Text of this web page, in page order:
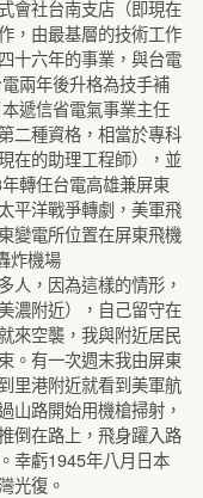
會社台南支店（即現在
，由最基層的技術工作
十六年的事業，與台電
兩年後升格為技手補
遞信省電氣事業主任
二種資格，相當於專科
在的助理工程師），並
轉任台電高雄兼屏東
平洋戰爭轉劇，美軍飛
變電所位置在屏東飛機
炸機場
人，因為這樣的情形，
濃附近），自己留守在
來空襲，我與附近居民
。有一次週末我由屏東
里港附近就看到美軍航
山路開始用機槍掃射，
倒在路上，飛身躍入路
幸虧1945年八月日本
光復。